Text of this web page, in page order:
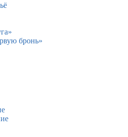
бронь»